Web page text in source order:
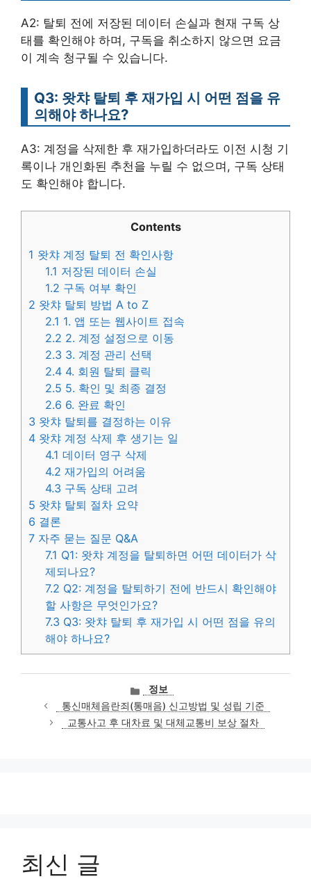
A2: 탈퇴 전에 저장된 데이터 손실과 현재 구독 상
태를 확인해야 하며, 구독을 취소하지 않으면 요금
이 계속 청구될 수 있습니다.
Q3: 왓챠 탈퇴 후 재가입 시 어떤 점을 유
의해야 하나요?
A3: 계정을 삭제한 후 재가입하더라도 이전 시청 기
록이나 개인화된 추천을 누릴 수 없으며, 구독 상태
도 확인해야 합니다.
Contents
1 왓챠 계정 탈퇴 전 확인사항
1.1 저장된 데이터 손실
1.2 구독 여부 확인
2 왓챠 탈퇴 방법 A to Z
2.1 1. 앱 또는 웹사이트 접속
2.2 2. 계정 설정으로 이동
2.3 3. 계정 관리 선택
2.4 4. 회원 탈퇴 클릭
2.5 5. 확인 및 최종 결정
2.6 6. 완료 확인
3 왓챠 탈퇴를 결정하는 이유
4 왓챠 계정 삭제 후 생기는 일
4.1 데이터 영구 삭제
4.2 재가입의 어려움
4.3 구독 상태 고려
5 왓챠 탈퇴 절차 요약
6 결론
7 자주 묻는 질문 Q&A
7.1 Q1: 왓챠 계정을 탈퇴하면 어떤 데이터가 삭
제되나요?
7.2 Q2: 계정을 탈퇴하기 전에 반드시 확인해야
할 사항은 무엇인가요?
7.3 Q3: 왓챠 탈퇴 후 재가입 시 어떤 점을 유의
해야 하나요?
카
테
고
리
정보
통신매체음란죄(통매음) 신고방법 및 성립 기준
교통사고 후 대차료 및 대체교통비 보상 절차
최신 글